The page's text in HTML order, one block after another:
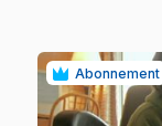
Abonnement